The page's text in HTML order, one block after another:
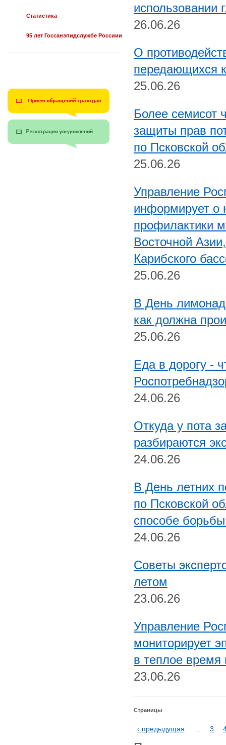
Статистика
95 лет Госсанэпидслужбе Россиии
использовании
26.06.26
О
передающихся
25.06.26
Более семисот
защиты прав
по Псковской
25.06.26
Управление
информирует о
профилактики
Восточной
Карибского
25.06.26
В День
как должна
25.06.26
Еда в дорогу -
24.06.26
Откуда у пота
разбираются
24.06.26
В День летних
по Псковской
способе
24.06.26
Советы
летом
23.06.26
Управление
мониторирует
в теплое время
23.06.26
Страницы
‹ предыдущая 3